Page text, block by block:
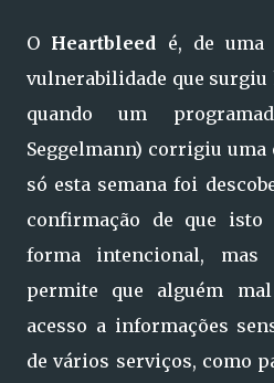
O Heartbleed é, de uma
vulnerabilidade que surgiu
quando um
Seggelmann) corrigiu uma
só esta semana foi
confirmação de que isto
forma intencional,
permite que alguém
acesso a informações
de vários serviços, como